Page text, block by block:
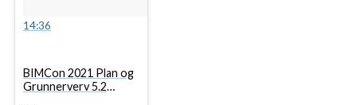
14:36
BIMCon 2021 Plan og
Grunnerverv 5.2